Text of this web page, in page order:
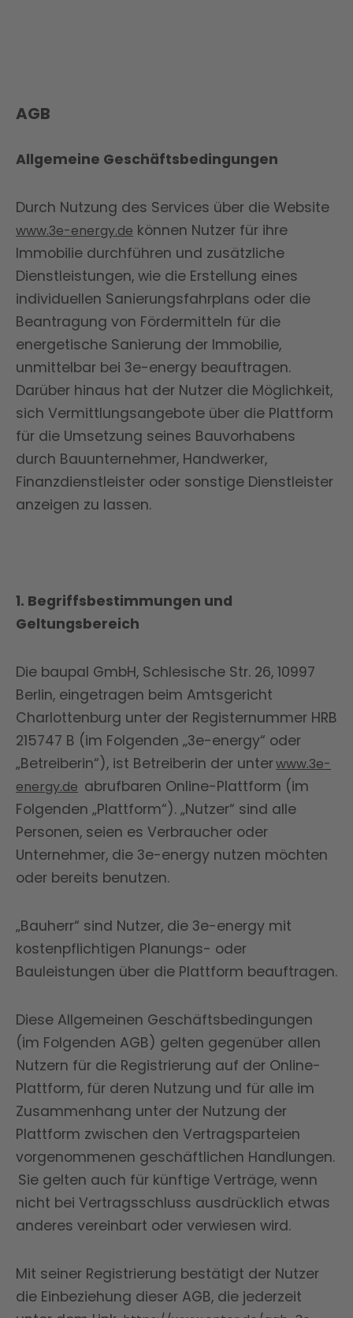
AGB
Allgemeine Geschäftsbedingungen
Durch Nutzung des Services über die Website
www.3e-energy.de können Nutzer für ihre
Immobilie durchführen und zusätzliche
Dienstleistungen, wie die Erstellung eines
individuellen Sanierungsfahrplans oder die
Beantragung von Fördermitteln für die
energetische Sanierung der Immobilie,
unmittelbar bei 3e-energy beauftragen.
Darüber hinaus hat der Nutzer die Möglichkeit,
sich Vermittlungsangebote über die Plattform
für die Umsetzung seines Bauvorhabens
durch Bauunternehmer, Handwerker,
Finanzdienstleister oder sonstige Dienstleister
anzeigen zu lassen.
1. Begriffsbestimmungen und
Geltungsbereich
Die baupal GmbH, Schlesische Str. 26, 10997
Berlin, eingetragen beim Amtsgericht
Charlottenburg unter der Registernummer HRB
215747 B (im Folgenden „3e-energy“ oder
„Betreiberin“), ist Betreiberin der unterwww.3e-
energy.de abrufbaren Online-Plattform (im
Folgenden „Plattform“). „Nutzer“ sind alle
Personen, seien es Verbraucher oder
Unternehmer, die 3e-energy nutzen möchten
oder bereits benutzen.
„Bauherr“ sind Nutzer, die 3e-energy mit
kostenpflichtigen Planungs- oder
Bauleistungen über die Plattform beauftragen.
Diese Allgemeinen Geschäftsbedingungen
(im Folgenden AGB) gelten gegenüber allen
Nutzern für die Registrierung auf der Online-
Plattform, für deren Nutzung und für alle im
Zusammenhang unter der Nutzung der
Plattform zwischen den Vertragsparteien
vorgenommenen geschäftlichen Handlungen.
Sie gelten auch für künftige Verträge, wenn
nicht bei Vertragsschluss ausdrücklich etwas
anderes vereinbart oder verwiesen wird.
Mit seiner Registrierung bestätigt der Nutzer
die Einbeziehung dieser AGB, die jederzeit